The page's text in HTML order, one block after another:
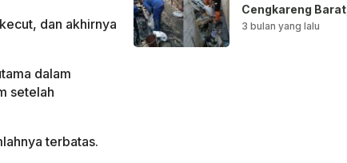
dan akhirnya
dalam
setelah
terbatas.
Cengkareng Barat,
Saluran Air
3 bulan yang lalu